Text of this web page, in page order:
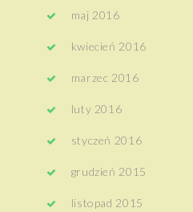
maj 2016
kwiecień 2016
marzec 2016
luty 2016
styczeń 2016
grudzień 2015
listopad 2015